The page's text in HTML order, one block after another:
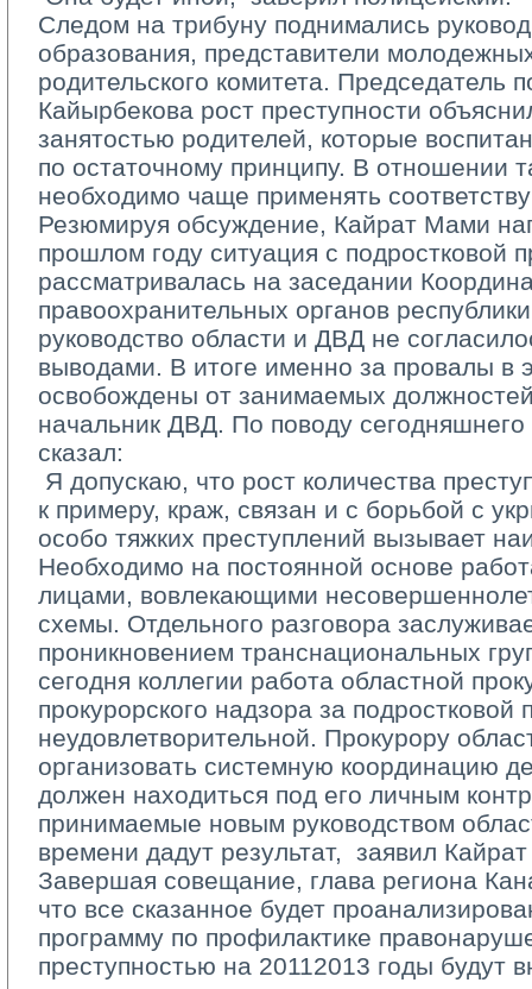
Следом на трибуну поднимались
образования, представители
родительского комитета. Председатель
Кайырбекова рост преступности
занятостью родителей, которые
по остаточному принципу. В отношении
необходимо чаще применять
Резюмируя обсуждение, Кайрат Мами
прошлом году ситуация с подростковой
рассматривалась на заседании
правоохранительных органов
руководство области и ДВД не
выводами. В итоге именно за провалы в
освобождены от занимаемых
начальник ДВД. По поводу сегодняшнего
сказал:
Я допускаю, что рост количества
к примеру, краж, связан и с борьбой с
особо тяжких преступлений вызывает
Необходимо на постоянной основе
лицами, вовлекающими
схемы. Отдельного разговора
проникновением транснациональных
сегодня коллегии работа областной
прокурорского надзора за подростковой
неудовлетворительной. Прокурору
организовать системную координацию
должен находиться под его личным
принимаемые новым руководством
времени дадут результат, ­ заявил
Завершая совещание, глава региона
что все сказанное будет
программу по профилактике
преступностью на 2011­2013 годы будут